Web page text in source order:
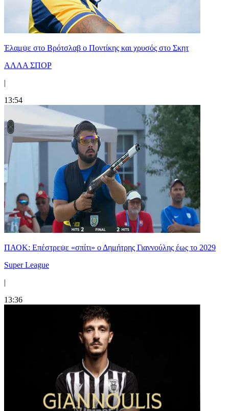
Έλαμψε στο Βρότσλαβ ο Ποντίκης και χρυσός στο Σκητ
ΑΛΛΑ ΣΠΟΡ
|
13:54
ΠΑΟΚ: Επέστρεψε «σπίτι» ο Δημήτρης Γιαννούλης έως το 2029
Super League
|
13:36